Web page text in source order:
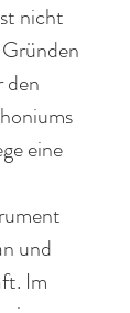
nicht
den
eine
und
Im